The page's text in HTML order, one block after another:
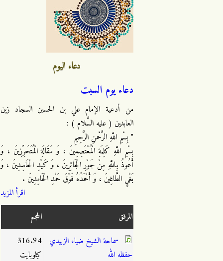
دعاء اليوم
دعاء يوم السبت
من أدعية الإمام علي بن الحسين السجاد زين
العابدين ( عليه السَّلام ) :
" بِسْمِ اللَّهِ الرَّحْمنِ الرَّحِيمِ
بِسْمِ اللَّهِ كَلِمَةِ الْمُعْتَصِمِينَ ، وَ مَقَالَةِ الْمُتَحَرِّزِينَ ، وَ
أَعُوذُ بِاللَّهِ مِنْ جَوْرِ الْجَائِرِينَ ، وَ كَيْدِ الْحَاسِدِينَ ، وَ
بَغْيِ الطَّاغِينَ ، وَ أَحْمَدُهُ فَوْقَ حَمْدِ الْحَامِدِينَ .
اقرأ المزيد
المرفق
الحجم
سماحة الشيخ ضياء الزبيدي
حفظه الله
316.94
كيلوبايت